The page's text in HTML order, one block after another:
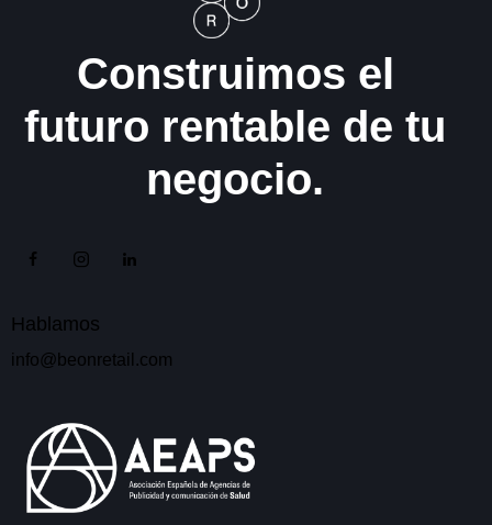
Construimos el
futuro rentable de tu
negocio.
Hablamos
info@beonretail.com